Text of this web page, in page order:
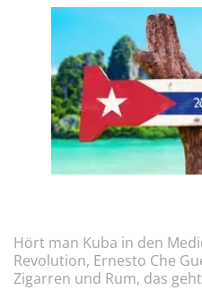
Hört man Kuba in den
Revolution, Ernesto Che
Zigarren und Rum, das